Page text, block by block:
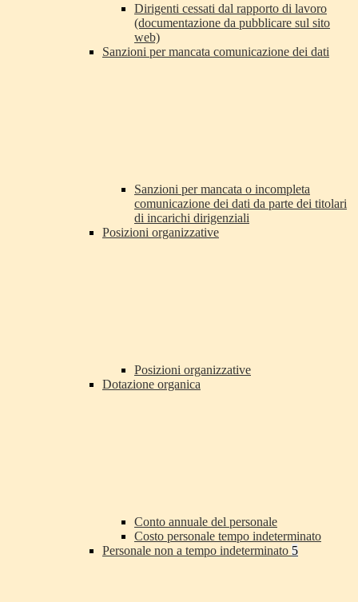
Dirigenti cessati dal rapporto di lavoro
(documentazione da pubblicare sul sito
web)
Sanzioni per mancata comunicazione dei dati
Sanzioni per mancata o incompleta
comunicazione dei dati da parte dei titolari
di incarichi dirigenziali
Posizioni organizzative
Posizioni organizzative
Dotazione organica
Conto annuale del personale
Costo personale tempo indeterminato
Personale non a tempo indeterminato 5